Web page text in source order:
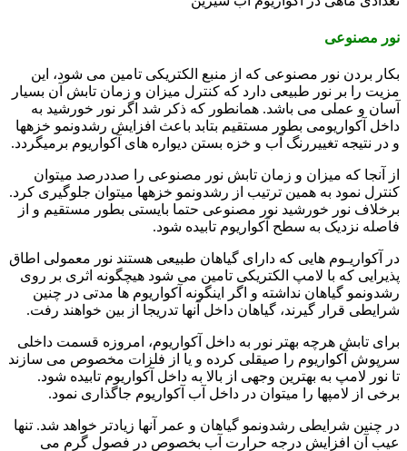
نور مصنوعی
بکار بردن نور مصنوعی که از منبع الکتریکی تامین می شود، این
مزیت را بر نور طبیعی دارد که کنترل میزان و زمان تابش آن بسیار
آسان و عملی می باشد. همانطور که ذکر شد اگر نور خورشید به
داخل آکواریومی بطور مستقیم بتابد باعث افزایش رشدونمو خزهها
و در نتیجه تغییررنگ آب و خزه بستن دیواره های آکواریوم برمیگردد.
از آنجا که میزان و زمان تابش نور مصنوعی را صددرصد میتوان
کنترل نمود به همین ترتیب از رشدونمو خزهها میتوان جلوگیری کرد.
برخلاف نور خورشید نور مصنوعی حتما بایستی بطور مستقیم و از
فاصله نزدیک به سطح آکواریوم تابیده شود.
در آکواریـوم هایی که دارای گیاهان طبیعی هستند نور معمولی اطاق
پذیرایی که با لامپ الکتریکی تامین می شود هیچگونه اثری بر روی
رشدونمو گیاهان نداشته و اگر اینگونه آکواریوم ها مدتی در چنین
شرایطی قرار گیرند، گیاهان داخل آنها تدریجا از بین خواهند رفت.
برای تابش هرچه بهتر نور به داخل آکواریوم، امروزه قسمت داخلی
سرپوش آکواریوم را صیقلی کرده و یا از فلزات مخصوص می سازند
تا نور لامپ به بهترین وجهی از بالا به داخل آکواریوم تابیده شود.
برخی از لامپها را میتوان در داخل آب آکواریوم جاگذاری نمود.
در چنین شرایطی رشدونمو گیاهان و عمر آنها زیادتر خواهد شد. تنها
عیب آن افزایش درجه حرارت آب بخصوص در فصول گرم می